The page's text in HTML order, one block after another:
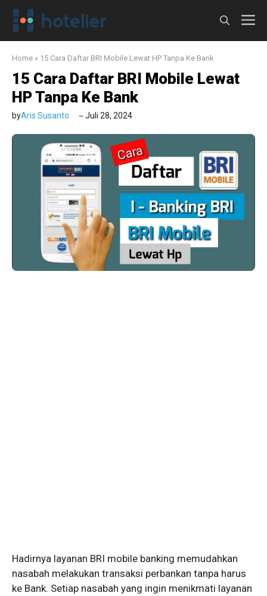
Langsung
Home » 15 Cara Daftar BRI Mobile Lewat HP Tanpa Ke Bank
15 Cara Daftar BRI Mobile Lewat
HP Tanpa Ke Bank
byAris Susanto Juli 28, 2024
Hadirnya layanan BRI mobile banking memudahkan
nasabah melakukan transaksi perbankan tanpa harus
ke Bank. Setiap nasabah yang ingin menikmati layanan